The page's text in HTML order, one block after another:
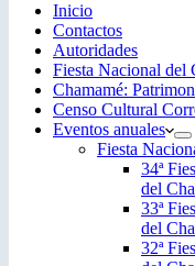
Inicio
Contactos
Autoridades
Fiesta Nacional del
Chamamé:
Censo Cultural
Eventos anuales
Fiesta
34ª
del
33ª
del
32ª